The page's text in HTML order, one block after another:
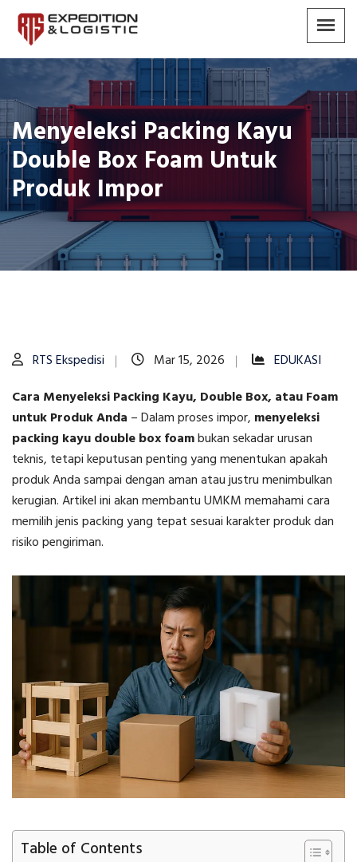
Menyeleksi Packing Kayu
Double Box Foam Untuk
Produk Impor
RTS Ekspedisi Mar 15, 2026
EDUKASI
Cara Menyeleksi Packing Kayu, Double Box, atau Foam
untuk Produk Anda –Dalam proses impor, menyeleksi
packing kayu double box foambukan sekadar urusan
teknis, tetapi keputusan penting yang menentukan apakah
produk Anda sampai dengan aman atau justru menimbulkan
kerugian. Artikel ini akan membantu UMKM memahami cara
memilih jenis packing yang tepat sesuai karakter produk dan
risiko pengiriman.
Table of Contents